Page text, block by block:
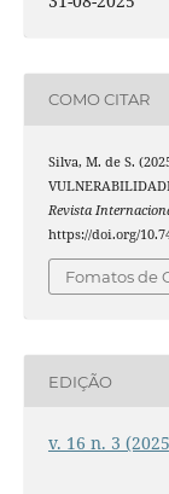
COMO CITAR
Silva, M. de S.
Revista
https://doi.org/
Fomatos de
EDIÇÃO
v. 16 n. 3